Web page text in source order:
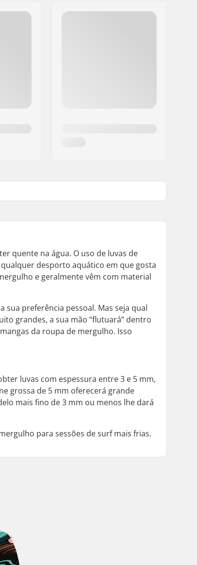
quente na água. O uso de luvas de
desporto aquático em que gosta
e geralmente vêm com material
preferência pessoal. Mas seja qual
grandes, a sua mão “flutuará” dentro
da roupa de mergulho. Isso
luvas com espessura entre 3 e 5 mm,
grossa de 5 mm oferecerá grande
mais fino de 3 mm ou menos lhe dará
para sessões de surf mais frias.